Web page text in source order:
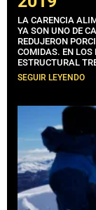
LA CARENCIA
YA SON UNO DE
REDUJERON
COMIDAS. EN LOS
ESTRUCTURAL
SEGUIR LEYENDO